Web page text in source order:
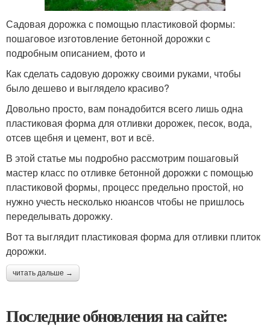
Садовая дорожка с помощью пластиковой формы:
пошаговое изготовление бетонной дорожки с
подробным описанием, фото и
Как сделать садовую дорожку своими руками, чтобы
было дешево и выглядело красиво?
Довольно просто, вам понадобится всего лишь одна
пластиковая форма для отливки дорожек, песок, вода,
отсев щебня и цемент, вот и всё.
В этой статье мы подробно рассмотрим пошаговый
мастер класс по отливке бетонной дорожки с помощью
пластиковой формы, процесс предельно простой, но
нужно учесть несколько нюансов чтобы не пришлось
переделывать дорожку.
Вот та выглядит пластиковая форма для отливки плиток
дорожки.
читать дальше →
Последние обновления на сайте: